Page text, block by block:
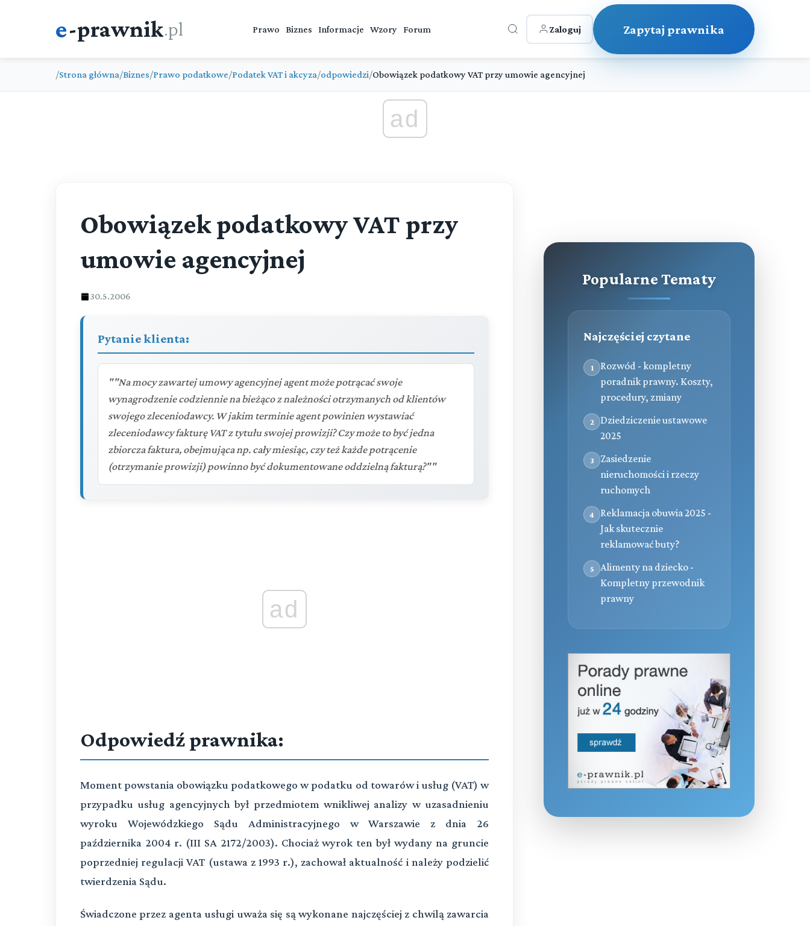
e-prawnik.pl Prawo Biznes Informacje Wzory Forum Zaloguj Zapytaj prawnika
/Strona główna/Biznes/Prawo podatkowe/Podatek VAT i akcyza/odpowiedzi/Obowiązek podatkowy VAT przy umowie agencyjnej
ad
Obowiązek podatkowy VAT przy
umowie agencyjnej
30.5.2006
Pytanie klienta:
""Na mocy zawartej umowy agencyjnej agent może potrącać swoje
wynagrodzenie codziennie na bieżąco z należności otrzymanych od klientów
swojego zleceniodawcy. W jakim terminie agent powinien wystawiać
zleceniodawcy fakturę VAT z tytułu swojej prowizji? Czy może to być jedna
zbiorcza faktura, obejmująca np. cały miesiąc, czy też każde potrącenie
(otrzymanie prowizji) powinno być dokumentowane oddzielną fakturą?""
ad
Odpowiedź prawnika:
Moment powstania obowiązku podatkowego w podatku od towarów i usług (VAT) w
przypadku usług agencyjnych był przedmiotem wnikliwej analizy w uzasadnieniu
wyroku Wojewódzkiego Sądu Administracyjnego w Warszawie z dnia 26
października 2004 r. (III SA 2172/2003). Chociaż wyrok ten był wydany na gruncie
poprzedniej regulacji VAT (ustawa z 1993 r.), zachował aktualność i należy podzielić
twierdzenia Sądu.
Świadczone przez agenta usługi uważa się są wykonane najczęściej z chwilą zawarcia
Popularne Tematy
Najczęściej czytane
1
Rozwód - kompletny
poradnik prawny. Koszty,
procedury, zmiany
2
Dziedziczenie ustawowe
2025
3
Zasiedzenie
nieruchomości i rzeczy
ruchomych
4
Reklamacja obuwia 2025 -
Jak skutecznie
reklamować buty?
5
Alimenty na dziecko -
Kompletny przewodnik
prawny